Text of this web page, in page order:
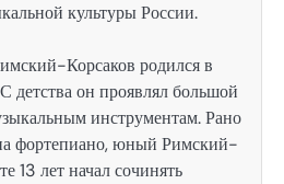
культуры России.
Корсаков родился в
детства он проявлял большой
инструментам. Рано
фортепиано, юный Римский-
13 лет начал сочинять